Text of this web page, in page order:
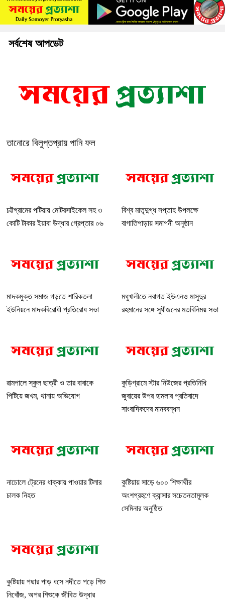
সর্বশেষ আপডেট
তানোরে বিলুপ্তপ্রায় পানি ফল
চট্টগ্রামের পটিয়ায় মোটরসাইকেল সহ ৩
কোটি টাকার ইয়াবা উদ্ধার গ্রেপ্তার ০৬
বিশ্ব মাতৃদুগ্ধ সপ্তাহ উপলক্ষে
বাগাতিপাড়ায় সমাপনী অনুষ্ঠান
মাদকমুক্ত সমাজ গড়তে শারিকতলা
ইউনিয়নে মাদকবিরোধী প্রতিরোধ সভা
মধুখালীতে নবাগত ইউএনও মাসুদুর
রহমানের সঙ্গে সুধীজনের মতবিনিময় সভা
রামপালে স্কুল ছাত্রী ও তার বাবাকে
পিটিয়ে জখম, থানায় অভিযোগ
কুড়িগ্রামে স্টার নিউজের প্রতিনিধি
জুবায়ের উপর হামলার প্রতিবাদে
সাংবাদিকদের মানববন্ধন
নাচোলে ট্রেনের ধাক্কায় পাওয়ার টিলার
চালক নিহত
কুষ্টিয়ায় সাড়ে ৬০০ শিক্ষার্থীর
অংশগ্রহণে ক্যান্সার সচেতনতামূলক
সেমিনার অনুষ্ঠিত
কুষ্টিয়ায় পদ্মার পাড় ধসে নদীতে পড়ে শিশু
নিখোঁজ, অপর শিশুকে জীবিত উদ্ধার